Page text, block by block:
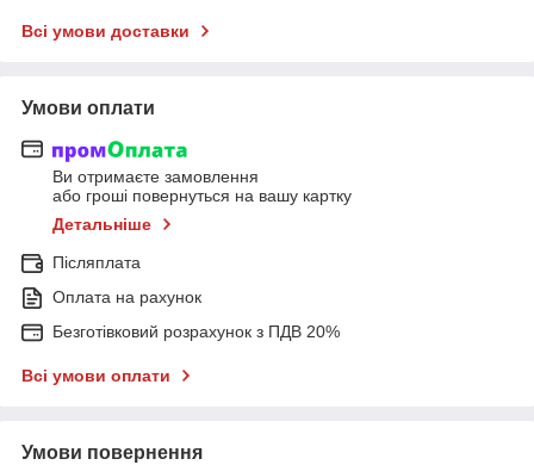
Всі умови доставки
Умови оплати
Ви отримаєте замовлення
або гроші повернуться на вашу картку
Детальніше
Післяплата
Оплата на рахунок
Безготівковий розрахунок з ПДВ 20%
Всі умови оплати
Умови повернення